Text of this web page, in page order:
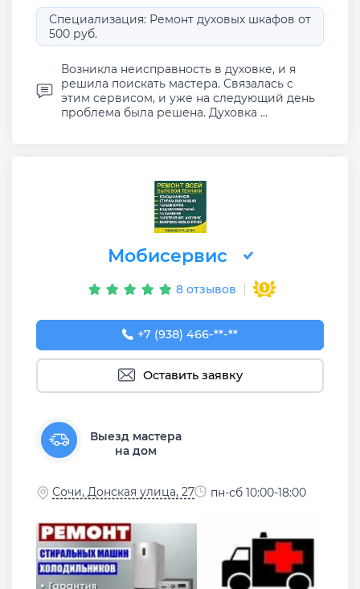
Специализация: Ремонт духовых шкафов от
500 руб.
Возникла неисправность в духовке, и я
решила поискать мастера. Связалась с
этим сервисом, и уже на следующий день
проблема была решена. Духовка ...
Мобисервис
8 отзывов
+7 (938) 466-06-36
+7 (938) 466-**-**
Оставить заявку
Выезд мастера
на дом
Сочи, Донская улица, 27 пн-сб 10:00-18:00